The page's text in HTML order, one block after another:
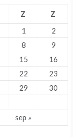
Z
Z
1
2
8
9
15
16
22
23
29
30
sep »